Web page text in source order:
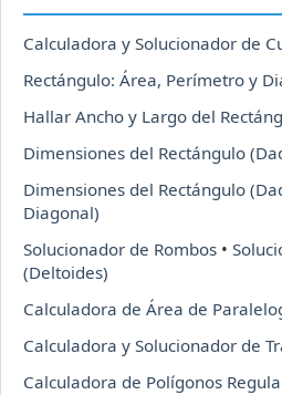
Calculadora y Solucionador de
Rectángulo: Área, Perímetro y
Hallar Ancho y Largo del
Dimensiones del Rectángulo
Dimensiones del Rectángulo
Diagonal)
Solucionador de Rombos •
(Deltoides)
Calculadora de Área de
Calculadora y Solucionador de
Calculadora de Polígonos